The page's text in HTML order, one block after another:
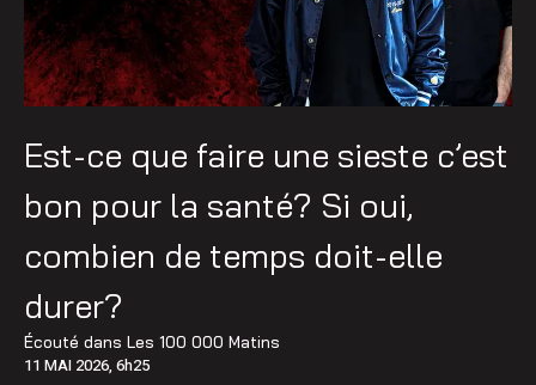
Est-ce que faire une sieste c’est
bon pour la santé? Si oui,
combien de temps doit-elle
durer?
Écouté dans Les 100 000 Matins
11 MAI 2026, 6h25